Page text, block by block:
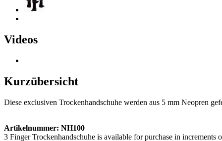
Videos
Kurzübersicht
Diese exclusiven Trockenhandschuhe werden aus 5 mm Neopren
Artikelnummer: NH100
3 Finger Trockenhandschuhe is available for purchase in increments